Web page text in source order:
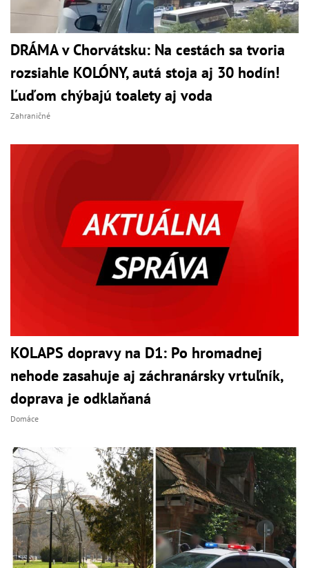
DRÁMA v Chorvátsku: Na cestách sa tvoria
rozsiahle KOLÓNY, autá stoja aj 30 hodín!
Ľuďom chýbajú toalety aj voda
Zahraničné
KOLAPS dopravy na D1: Po hromadnej
nehode zasahuje aj záchranársky vrtuľník,
doprava je odklaňaná
Domáce